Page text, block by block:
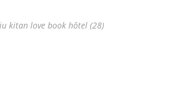
kitan love book hôtel (28)